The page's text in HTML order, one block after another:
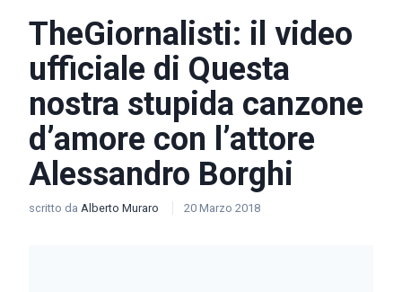
TheGiornalisti: il video
ufficiale di Questa
nostra stupida canzone
d’amore con l’attore
Alessandro Borghi
scritto da Alberto Muraro 20 Marzo 2018